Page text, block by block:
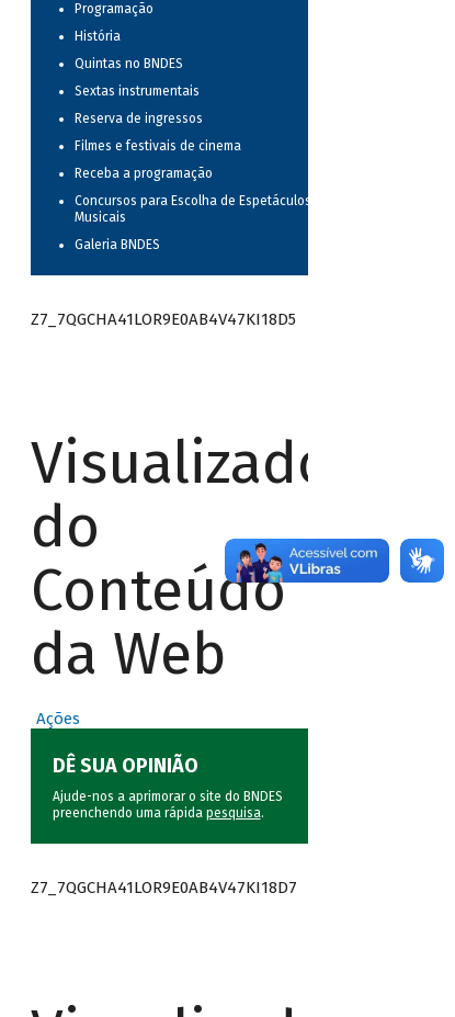
Programação
História
Quintas no BNDES
Sextas instrumentais
Reserva de ingressos
Filmes e festivais de cinema
Receba a programação
Concursos para Escolha de Espetáculos
Musicais
Galeria BNDES
Z7_7QGCHA41LOR9E0AB4V47KI18D5
Visualizador
do
Conteúdo
da Web
Ações
DÊ SUA OPINIÃO
Ajude-nos a aprimorar o site do BNDES
preenchendo uma rápida pesquisa.
Z7_7QGCHA41LOR9E0AB4V47KI18D7